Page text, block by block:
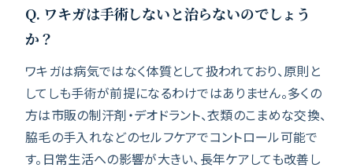
Q. ワキガは手術しないと治らないのでしょう
か？
ワキガは病気ではなく体質として扱われており、原則と
してしも手術が前提になるわけではありません。多くの
方は市販の制汗剤・デオドラント、衣類のこまめな交換、
脇毛の手入れなどのセルフケアでコントロール可能で
す。日常生活への影響が大きい、長年ケアしても改善し